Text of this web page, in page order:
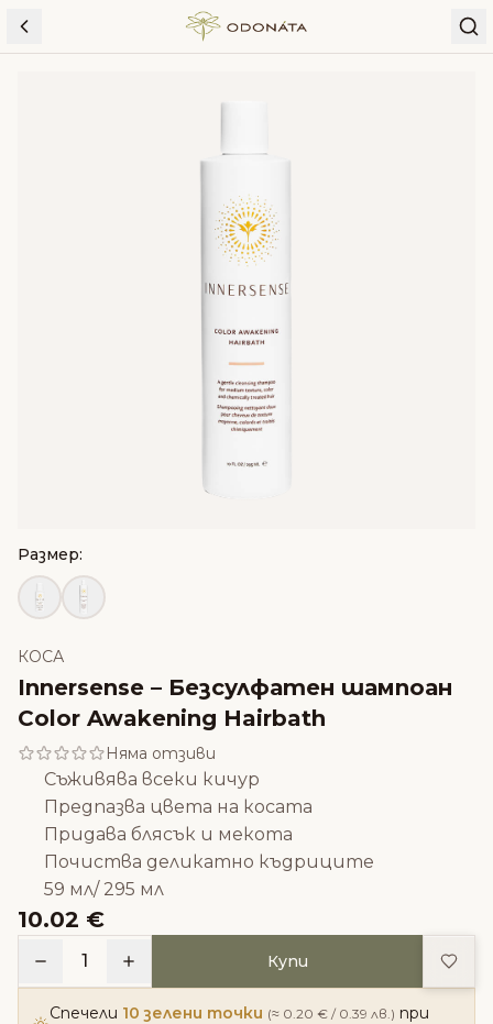
Skip to content
КОСА
Innersense – Безсулфатен шампоан
Color Awakening Hairbath
Няма отзиви
Съживява всеки кичур
Предпазва цвета на косата
Придава блясък и мекота
Почиства деликатно къдриците
59 мл/ 295 мл
10.02 €
Размер:
1 Купи
Спечели 10 зелени точки (≈ 0.20 € / 0.39 лв.) при